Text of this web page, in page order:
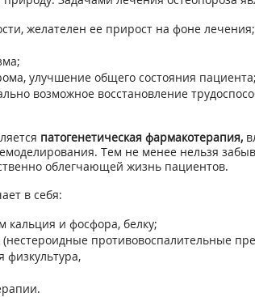
желателен ее прирост на фоне лечения;
улучшение общего состояния пациента;
возможное восстановление
патогенетическая фармакотерапия,
Тем не менее нельзя
облегчающей жизнь пациентов.
в себя:
кальция и фосфора, белку;
противовоспалительные
физкультура,